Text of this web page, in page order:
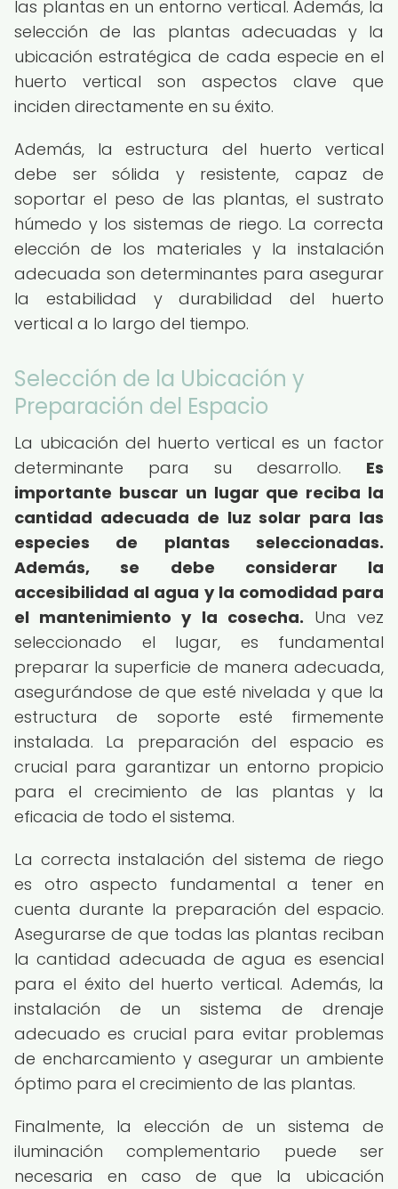
las plantas en un entorno vertical. Además, la
selección de las plantas adecuadas y la
ubicación estratégica de cada especie en el
huerto vertical son aspectos clave que
inciden directamente en su éxito.
Además, la estructura del huerto vertical
debe ser sólida y resistente, capaz de
soportar el peso de las plantas, el sustrato
húmedo y los sistemas de riego. La correcta
elección de los materiales y la instalación
adecuada son determinantes para asegurar
la estabilidad y durabilidad del huerto
vertical a lo largo del tiempo.
Selección de la Ubicación y
Preparación del Espacio
La ubicación del huerto vertical es un factor
determinante para su desarrollo. Es
importante buscar un lugar que reciba la
cantidad adecuada de luz solar para las
especies de plantas seleccionadas.
Además, se debe considerar la
accesibilidad al agua y la comodidad para
el mantenimiento y la cosecha. Una vez
seleccionado el lugar, es fundamental
preparar la superficie de manera adecuada,
asegurándose de que esté nivelada y que la
estructura de soporte esté firmemente
instalada. La preparación del espacio es
crucial para garantizar un entorno propicio
para el crecimiento de las plantas y la
eficacia de todo el sistema.
La correcta instalación del sistema de riego
es otro aspecto fundamental a tener en
cuenta durante la preparación del espacio.
Asegurarse de que todas las plantas reciban
la cantidad adecuada de agua es esencial
para el éxito del huerto vertical. Además, la
instalación de un sistema de drenaje
adecuado es crucial para evitar problemas
de encharcamiento y asegurar un ambiente
óptimo para el crecimiento de las plantas.
Finalmente, la elección de un sistema de
iluminación complementario puede ser
necesaria en caso de que la ubicación